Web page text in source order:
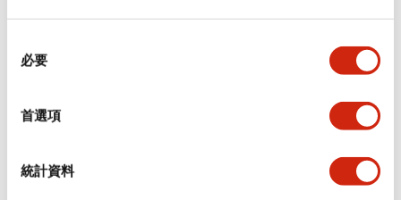
必要
首選項
統計資料
安裝和安裝規範